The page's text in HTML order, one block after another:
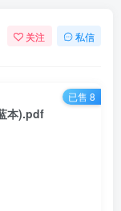
关注 私信
本).pdf
已售 8